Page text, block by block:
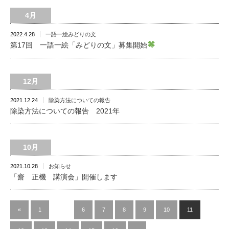
4月
2022.4.28 一語一絵みどりの文
第17回 一語一絵「みどりの文」募集開始
12月
2021.12.24 除染方法についての報告
除染方法についての報告 2021年
10月
2021.10.28 お知らせ
「齋 正機 講演会」開催します
« 1 6 7 8 9 10 11